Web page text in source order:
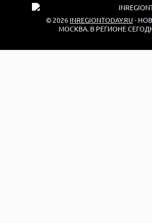
© 2026 INREGIONTODAY.RU -
МОСКВА. В РЕГИОНЕ